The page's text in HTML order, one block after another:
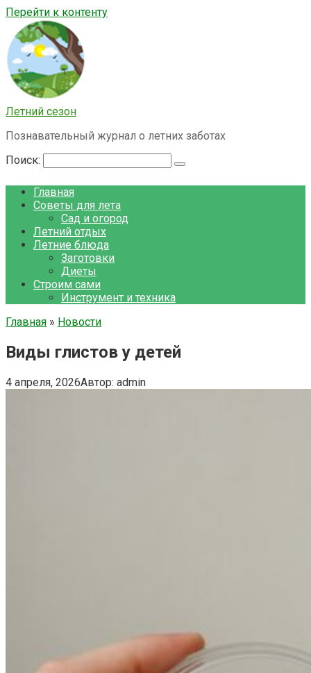
Перейти к контенту
Летний сезон
Познавательный журнал о летних заботах
Поиск:
Главная
Советы для лета
Сад и огород
Летний отдых
Летние блюда
Заготовки
Диеты
Строим сами
Инструмент и техника
Главная » Новости
Виды глистов у детей
4 апреля, 2026Автор: admin